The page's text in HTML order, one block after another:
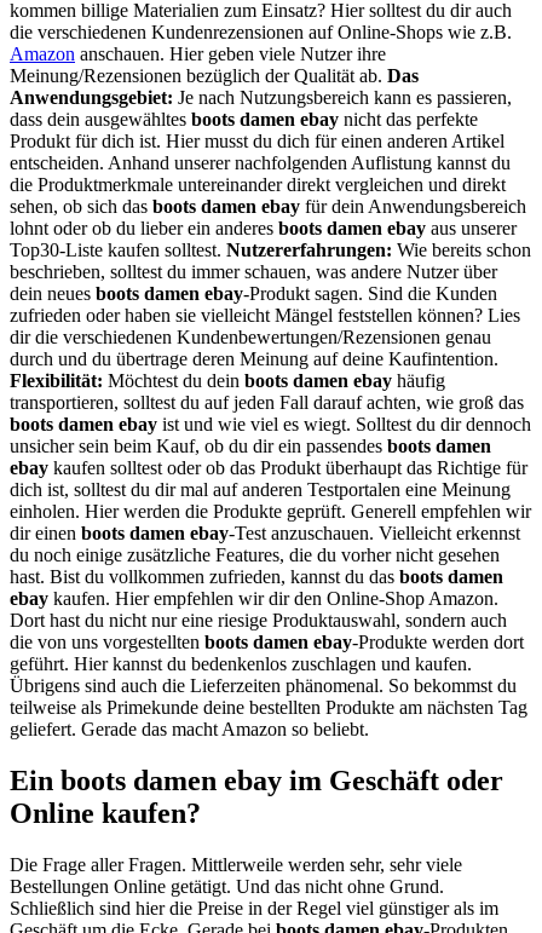
kommen billige Materialien zum Einsatz? Hier solltest du dir auch
die verschiedenen Kundenrezensionen auf Online-Shops wie z.B.
Amazon anschauen. Hier geben viele Nutzer ihre
Meinung/Rezensionen bezüglich der Qualität ab. Das
Anwendungsgebiet: Je nach Nutzungsbereich kann es passieren,
dass dein ausgewähltes boots damen ebay nicht das perfekte
Produkt für dich ist. Hier musst du dich für einen anderen Artikel
entscheiden. Anhand unserer nachfolgenden Auflistung kannst du
die Produktmerkmale untereinander direkt vergleichen und direkt
sehen, ob sich das boots damen ebay für dein Anwendungsbereich
lohnt oder ob du lieber ein anderes boots damen ebay aus unserer
Top30-Liste kaufen solltest. Nutzererfahrungen: Wie bereits schon
beschrieben, solltest du immer schauen, was andere Nutzer über
dein neues boots damen ebay-Produkt sagen. Sind die Kunden
zufrieden oder haben sie vielleicht Mängel feststellen können? Lies
dir die verschiedenen Kundenbewertungen/Rezensionen genau
durch und du übertrage deren Meinung auf deine Kaufintention.
Flexibilität: Möchtest du dein boots damen ebay häufig
transportieren, solltest du auf jeden Fall darauf achten, wie groß das
boots damen ebay ist und wie viel es wiegt. Solltest du dir dennoch
unsicher sein beim Kauf, ob du dir ein passendes boots damen
ebay kaufen solltest oder ob das Produkt überhaupt das Richtige für
dich ist, solltest du dir mal auf anderen Testportalen eine Meinung
einholen. Hier werden die Produkte geprüft. Generell empfehlen wir
dir einen boots damen ebay-Test anzuschauen. Vielleicht erkennst
du noch einige zusätzliche Features, die du vorher nicht gesehen
hast. Bist du vollkommen zufrieden, kannst du das boots damen
ebay kaufen. Hier empfehlen wir dir den Online-Shop Amazon.
Dort hast du nicht nur eine riesige Produktauswahl, sondern auch
die von uns vorgestellten boots damen ebay-Produkte werden dort
geführt. Hier kannst du bedenkenlos zuschlagen und kaufen.
Übrigens sind auch die Lieferzeiten phänomenal. So bekommst du
teilweise als Primekunde deine bestellten Produkte am nächsten Tag
geliefert. Gerade das macht Amazon so beliebt.
Ein boots damen ebay im Geschäft oder
Online kaufen?
Die Frage aller Fragen. Mittlerweile werden sehr, sehr viele
Bestellungen Online getätigt. Und das nicht ohne Grund.
Schließlich sind hier die Preise in der Regel viel günstiger als im